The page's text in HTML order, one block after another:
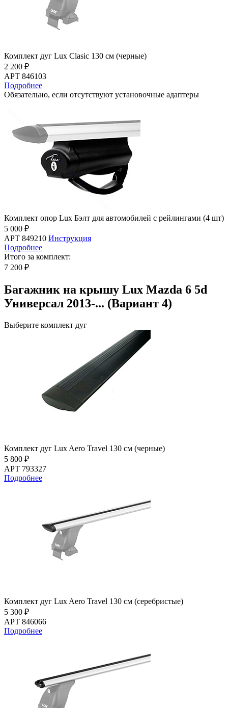
Комплект дуг Lux Clasic 130 см (черные)
2 200 ₽
АРТ 846103
Подробнее
Обязательно, если отсутствуют установочные адаптеры
Комплект опор Lux Бэлт для автомобилей с рейлингами (4 шт)
5 000 ₽
АРТ 849210 Инструкция
Подробнее
Итого за комплект:
7 200 ₽
Багажник на крышу Lux Mazda 6 5d
Универсал 2013-... (Вариант 4)
Выберите комплект дуг
Комплект дуг Lux Aero Travel 130 см (черные)
5 800 ₽
АРТ 793327
Подробнее
Комплект дуг Lux Aero Travel 130 см (серебристые)
5 300 ₽
АРТ 846066
Подробнее